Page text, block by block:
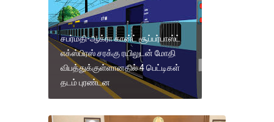
சபர்மதி-ஆக்ரா கான்ட் சூப்பர்பாஸ்ட்
எக்ஸ்பிரஸ் சரக்கு ரயிலுடன் மோதி
விபத்துக்குள்ளானதில் 4 பெட்டிகள்
தடம் புரண்டன